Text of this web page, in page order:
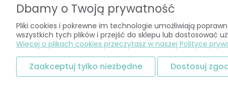
Pomoc
Zwroty i reklamacje
Polityka prywatności
Twoje
Dbamy o Twoją prywatność
Pliki cookies i pokrewne im technologie umożliwiają
wszystkich tych plików i przejść do sklepu lub dostosować
Więcej o plikach cookies przeczytasz w naszej Polityce
Zaakceptuj tylko niezbędne Dostosuj